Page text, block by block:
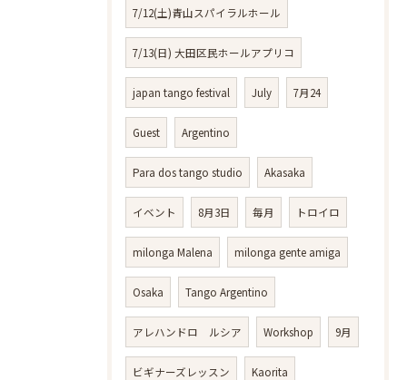
7/12(土)青山スパイラルホール
7/13(日) 大田区民ホールアプリコ
japan tango festival July 7月24
Guest Argentino
Para dos tango studio Akasaka
イベント 8月3日 毎月 トロイロ
milonga Malena milonga gente amiga
Osaka Tango Argentino
アレハンドロ ルシア Workshop 9月
ビギナーズレッスン Kaorita